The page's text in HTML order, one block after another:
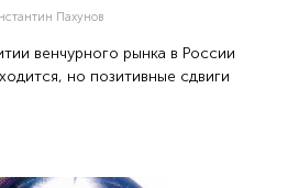
Пахунов
венчурного рынка в России
но позитивные сдвиги